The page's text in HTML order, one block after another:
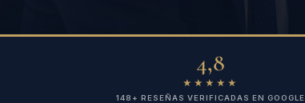
4,8
★★★★★
148+ RESEÑAS VERIFICADAS EN GOOGLE